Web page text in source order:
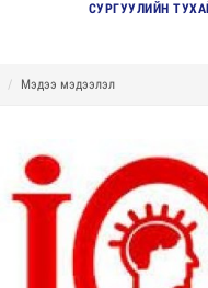
СУРГУУЛИЙН
Мэдээ мэдээлэл